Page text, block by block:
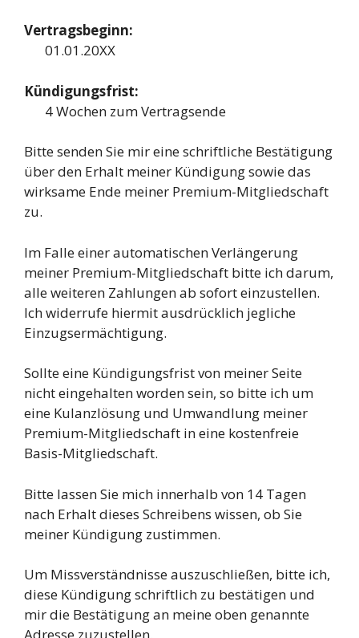
Vertragsbeginn:
01.01.20XX
Kündigungsfrist:
4 Wochen zum Vertragsende
Bitte senden Sie mir eine schriftliche Bestätigung
über den Erhalt meiner Kündigung sowie das
wirksame Ende meiner Premium-Mitgliedschaft
zu.
Im Falle einer automatischen Verlängerung
meiner Premium-Mitgliedschaft bitte ich darum,
alle weiteren Zahlungen ab sofort einzustellen.
Ich widerrufe hiermit ausdrücklich jegliche
Einzugsermächtigung.
Sollte eine Kündigungsfrist von meiner Seite
nicht eingehalten worden sein, so bitte ich um
eine Kulanzlösung und Umwandlung meiner
Premium-Mitgliedschaft in eine kostenfreie
Basis-Mitgliedschaft.
Bitte lassen Sie mich innerhalb von 14 Tagen
nach Erhalt dieses Schreibens wissen, ob Sie
meiner Kündigung zustimmen.
Um Missverständnisse auszuschließen, bitte ich,
diese Kündigung schriftlich zu bestätigen und
mir die Bestätigung an meine oben genannte